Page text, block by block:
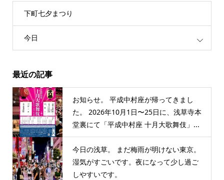
下町七夕まつり
今日
最近の記事
お知らせ。 平成中村座が帰ってきまし
た。 2026年10月1日〜25日に、浅草寺本
堂裏にて「平成中村座 十月大歌舞伎」...
今日の浅草。 まだ梅雨が明けない東京。
湿気がすごいです。夜になって少し過ご
しやすいです。